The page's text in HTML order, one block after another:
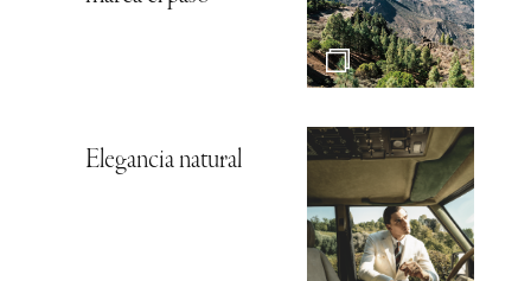
Elegancia natural